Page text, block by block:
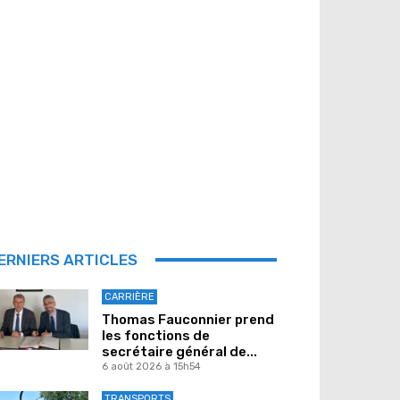
ARTICLES
CARRIÈRE
Thomas Fauconnier prend
les fonctions de
secrétaire général de...
6 août 2026 à 15h54